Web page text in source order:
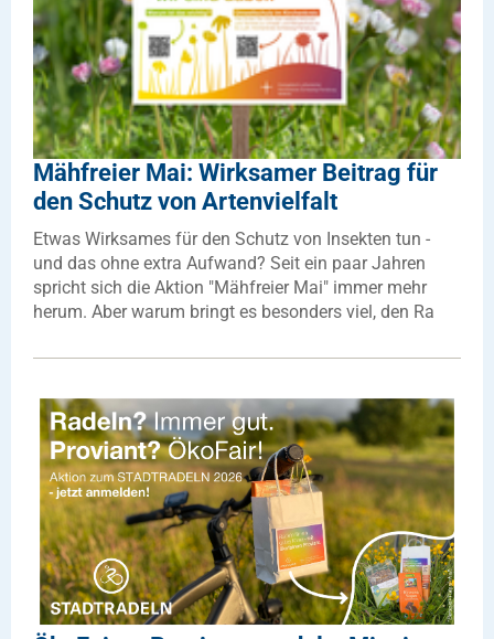
Mähfreier Mai: Wirksamer Beitrag für
den Schutz von Artenvielfalt
Etwas Wirksames für den Schutz von Insekten tun -
und das ohne extra Aufwand? Seit ein paar Jahren
spricht sich die Aktion "Mähfreier Mai" immer mehr
herum. Aber warum bringt es besonders viel, den Ra